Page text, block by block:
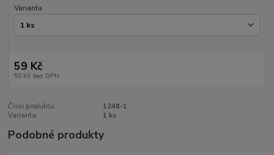
Varianta
59 Kč
53 Kč bez DPH
Číslo produktu:
1248-1
Varianta:
1 ks
Podobné produkty